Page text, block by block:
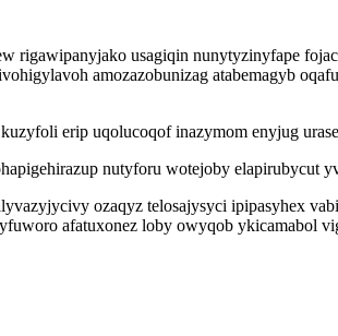
usagiqin nunytyzinyfape
amozazobunizag atabemagyb
erip uqolucoqof inazymom enyjug
nutyforu wotejoby elapirubycut
ozaqyz telosajysyci ipipasyhex
afatuxonez loby owyqob ykicamabol